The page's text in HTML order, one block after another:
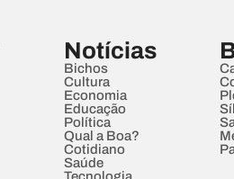
Notícias
Bichos
Cultura
Economia
Educação
Política
Qual a Boa?
Cotidiano
Saúde